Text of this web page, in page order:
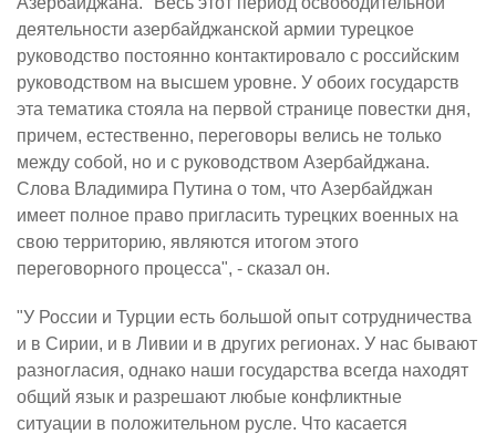
деятельности азербайджанской армии турецкое
руководство постоянно контактировало с российским
руководством на высшем уровне. У обоих государств
эта тематика стояла на первой странице повестки дня,
причем, естественно, переговоры велись не только
между собой, но и с руководством Азербайджана.
Слова Владимира Путина о том, что Азербайджан
имеет полное право пригласить турецких военных на
свою территорию, являются итогом этого
переговорного процесса", - сказал он.
"У России и Турции есть большой опыт сотрудничества
и в Сирии, и в Ливии и в других регионах. У нас бывают
разногласия, однако наши государства всегда находят
общий язык и разрешают любые конфликтные
ситуации в положительном русле. Что касается